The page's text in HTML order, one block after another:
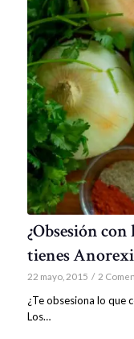
¿Obsesión con
tienes
22 mayo, 2015 / 2
¿Te obsesiona lo que
Los…